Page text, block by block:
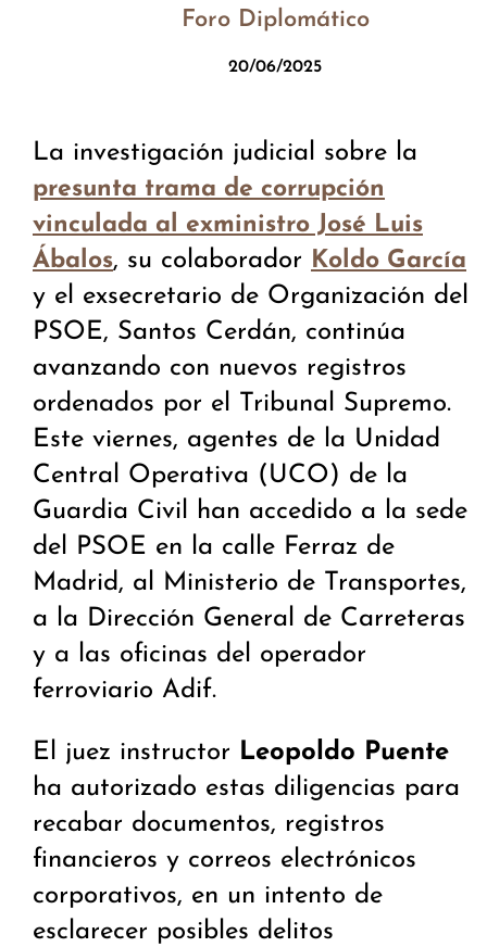
Foro Diplomático
20/06/2025
La investigación judicial sobre la
presunta trama de corrupción
vinculada al exministro José Luis
Ábalos, su colaborador Koldo García
y el exsecretario de Organización del
PSOE, Santos Cerdán, continúa
avanzando con nuevos registros
ordenados por el Tribunal Supremo.
Este viernes, agentes de la Unidad
Central Operativa (UCO) de la
Guardia Civil han accedido a la sede
del PSOE en la calle Ferraz de
Madrid, al Ministerio de Transportes,
a la Dirección General de Carreteras
y a las oficinas del operador
ferroviario Adif.
El juez instructor Leopoldo Puente
ha autorizado estas diligencias para
recabar documentos, registros
financieros y correos electrónicos
corporativos, en un intento de
esclarecer posibles delitos